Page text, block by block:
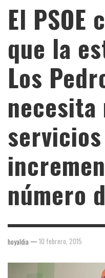
El PSOE
que la
Los
necesita
número
hoyaldia — 10 febrero, 2015